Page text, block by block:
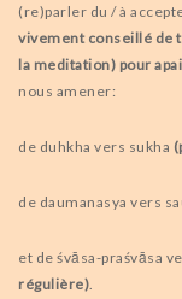
(re)parler du / à
vivement conseillé de
la meditation) pour
nous amener:
de duhkha vers sukha
de daumanasya vers
et de śvāsa-praśvāsa
régulière)